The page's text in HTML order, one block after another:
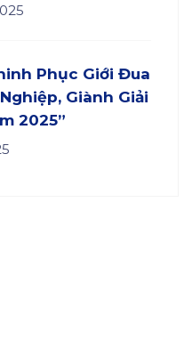
Phục Giới Đua
Giành Giải
2025”